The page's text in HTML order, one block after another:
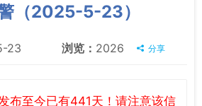
（2025-5-23）
23 浏览： 2026 分享
布至今已有441天！请注意该信